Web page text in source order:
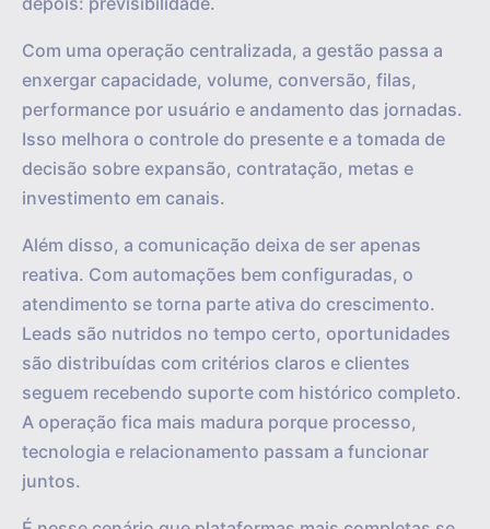
Com uma operação centralizada, a gestão passa a
enxergar capacidade, volume, conversão, filas,
performance por usuário e andamento das jornadas.
Isso melhora o controle do presente e a tomada de
decisão sobre expansão, contratação, metas e
investimento em canais.
Além disso, a comunicação deixa de ser apenas
reativa. Com automações bem configuradas, o
atendimento se torna parte ativa do crescimento.
Leads são nutridos no tempo certo, oportunidades
são distribuídas com critérios claros e clientes
seguem recebendo suporte com histórico completo.
A operação fica mais madura porque processo,
tecnologia e relacionamento passam a funcionar
juntos.